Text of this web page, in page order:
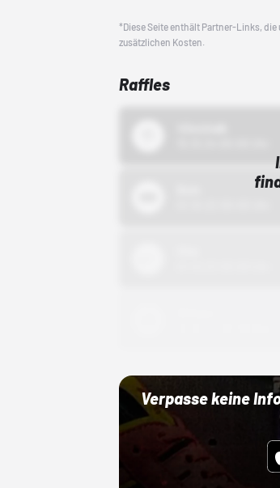
*Diese Seite enthält Partner-Links,
zusätzlichen Kosten.
Raffles
Verpasse keine